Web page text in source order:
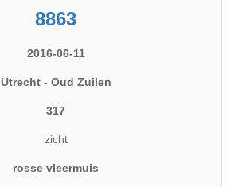
8863
2016-06-11
Utrecht - Oud Zuilen
317
zicht
rosse vleermuis